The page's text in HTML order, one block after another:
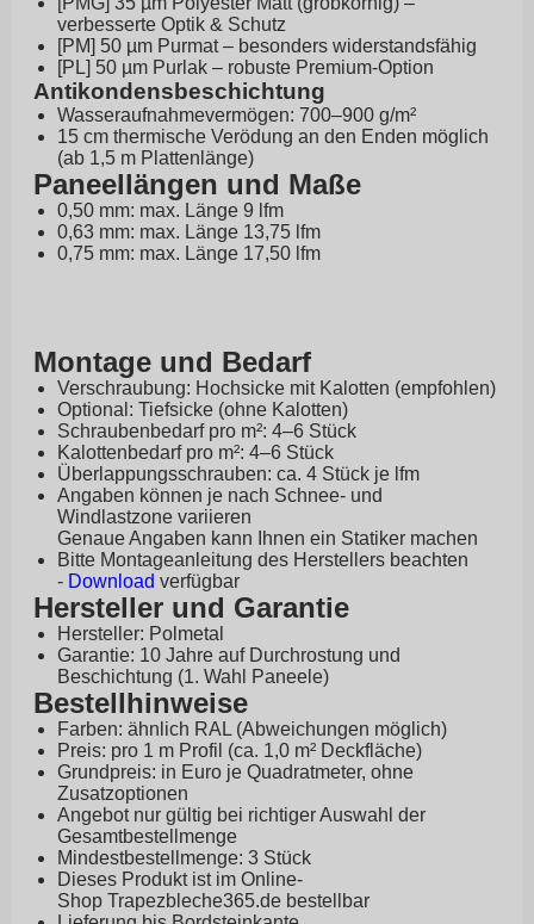
verbesserte Optik & Schutz
[PM] 50 µm Purmat – besonders widerstandsfähig
[PL] 50 µm Purlak – robuste Premium-Option
Antikondensbeschichtung
Wasseraufnahmevermögen: 700–900 g/m²
15 cm thermische Verödung an den Enden möglich
(ab 1,5 m Plattenlänge)
Paneellängen und Maße
0,50 mm: max. Länge 9 lfm
0,63 mm: max. Länge 13,75 lfm
0,75 mm: max. Länge 17,50 lfm
Montage und Bedarf
Verschraubung: Hochsicke mit Kalotten (empfohlen)
Optional: Tiefsicke (ohne Kalotten)
Schraubenbedarf pro m²: 4–6 Stück
Kalottenbedarf pro m²: 4–6 Stück
Überlappungsschrauben: ca. 4 Stück je lfm
Angaben können je nach Schnee- und
Windlastzone variieren
Genaue Angaben kann Ihnen ein Statiker machen
Bitte Montageanleitung des Herstellers beachten
- Download verfügbar
Hersteller und Garantie
Hersteller: Polmetal
Garantie: 10 Jahre auf Durchrostung und
Beschichtung (1. Wahl Paneele)
Bestellhinweise
Farben: ähnlich RAL (Abweichungen möglich)
Preis: pro 1 m Profil (ca. 1,0 m² Deckfläche)
Grundpreis: in Euro je Quadratmeter, ohne
Zusatzoptionen
Angebot nur gültig bei richtiger Auswahl der
Gesamtbestellmenge
Mindestbestellmenge: 3 Stück
Dieses Produkt ist im Online-
Shop Trapezbleche365.de bestellbar